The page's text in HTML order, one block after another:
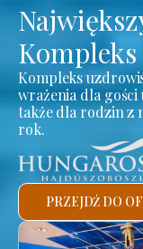
Kompleks
Kompleks
wrażenia dla
także dla rodzin z
rok.
PRZEJDŹ DO